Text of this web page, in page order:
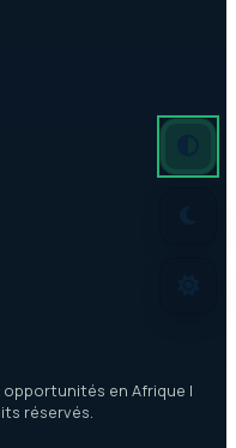
opportunités en Afrique |
réservés.
Mode
Mode
Mode clair